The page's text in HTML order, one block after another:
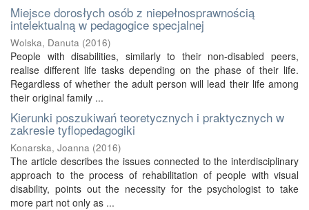
Miejsce dorosłych osób z niepełnosprawnością
intelektualną w pedagogice specjalnej
Wolska, Danuta (2016)
People with disabilities, similarly to their non-disabled peers,
realise different life tasks depending on the phase of their life.
Regardless of whether the adult person will lead their life among
their original family ...
Kierunki poszukiwań teoretycznych i praktycznych w
zakresie tyflopedagogiki
Konarska, Joanna (2016)
The article describes the issues connected to the interdisciplinary
approach to the process of rehabilitation of people with visual
disability, points out the necessity for the psychologist to take
more part not only as ...